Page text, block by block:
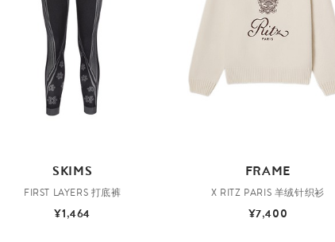
SKIMS
FIRST LAYERS 打底裤
¥1,464
FRAME
X RITZ PARIS 羊绒针织衫
¥7,400